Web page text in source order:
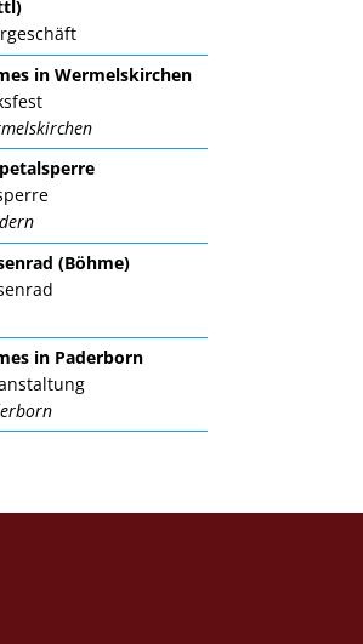
in Wermelskirchen
(Böhme)
in Paderborn